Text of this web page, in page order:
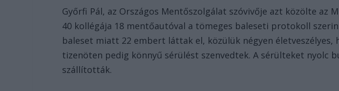
Győrfi Pál, az Országos Mentőszolgálat szóvivője azt közölte az
40 kollégája 18 mentőautóval a tömeges baleseti protokoll
baleset miatt 22 embert láttak el, közülük négyen életveszélyes,
tizenöten pedig könnyű sérülést szenvedtek. A sérülteket nyolc
szállították.